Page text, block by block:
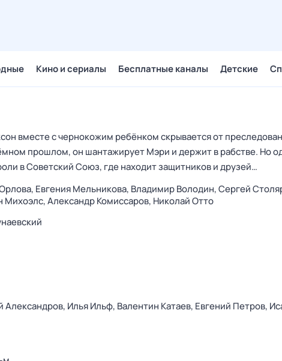
Кино и сериалы Бесплатные каналы Детские
вместе с чернокожим ребёнком скрывается от
прошлом, он шантажирует Мэри и держит в рабстве. Но
в Советский Союз, где находит защитников и друзей…
Евгения Мельникова, Владимир Володин,Сергей
Михоэлс,Александр Комиссаров, Николай Отто
Александров, Илья Ильф, Валентин Катаев, Евгений Петров,